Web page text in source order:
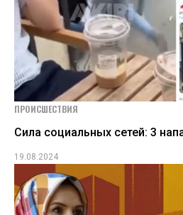
ПРОИСШЕСТВИЯ
Сила социальных сетей: 3
19.08.2024